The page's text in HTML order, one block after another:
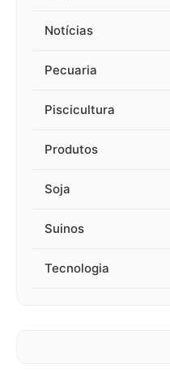
Notícias
Pecuaria
Piscicultura
Produtos
Soja
Suinos
Tecnologia